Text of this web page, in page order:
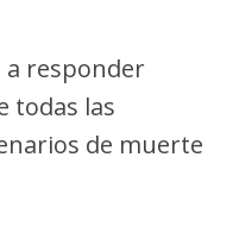
a responder
todas las
de muerte